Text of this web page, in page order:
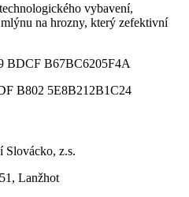
vybavení,
na hrozny, který zefektivní
Slovácko, z.s.
Lanžhot